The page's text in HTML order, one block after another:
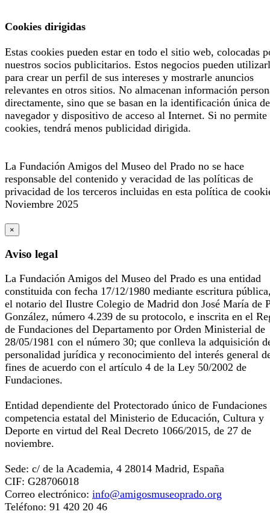
Cookies dirigidas
Estas cookies pueden estar en todo el sitio web, colocadas
nuestros socios publicitarios. Estos negocios pueden
para crear un perfil de sus intereses y mostrarle anuncios
relevantes en otros sitios. No almacenan información
directamente, sino que se basan en la identificación única
navegador y dispositivo de acceso al Internet. Si no permite
cookies, tendrá menos publicidad dirigida.
La Fundación Amigos del Museo del Prado no se hace
responsable del contenido y veracidad de las políticas de
privacidad de los terceros incluidas en esta política de
Noviembre 2025
×
Aviso legal
La Fundación Amigos del Museo del Prado es una entidad
constituida con fecha 17/12/1980 mediante escritura
el notario del Ilustre Colegio de Madrid don José María de
González, número 4.239 de su protocolo, e inscrita en el
de Fundaciones del Departamento por Orden Ministerial de
28/05/1981 con el número 30; que conlleva la adquisición
personalidad jurídica y reconocimiento del interés general
fines de acuerdo con el artículo 4 de la Ley 50/2002 de
Fundaciones.
Entidad dependiente del Protectorado único de Fundaciones
competencia estatal del Ministerio de Educación, Cultura y
Deporte en virtud del Real Decreto 1066/2015, de 27 de
noviembre.
Sede: c/ de la Academia, 4 28014 Madrid, España
CIF: G28706018
Correo electrónico: info@amigosmuseoprado.org
Teléfono: 91 420 20 46